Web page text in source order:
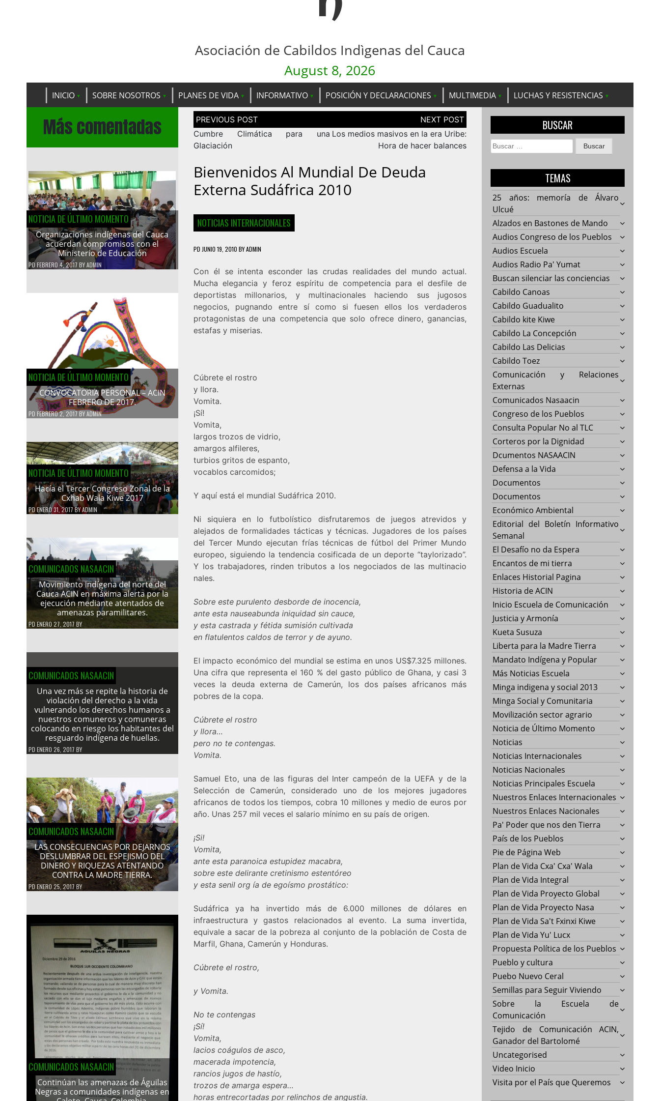
Asociación de Cabildos Indìgenas del Cauca
August 8, 2026
INICIO SOBRE NOSOTROS PLANES DE VIDA INFORMATIVO POSICIÓN Y DECLARACIONES MULTIMEDIA LUCHAS Y RESISTENCIAS
Más comentadas
NOTICIA DE ÚLTIMO MOMENTO
Organizaciones indígenas del Cauca
acuerdan compromisos con el
Ministerio de Educación
PD FEBRERO 4, 2017 BYADMIN
NOTICIA DE ÚLTIMO MOMENTO
CONVOCATORIA PERSONAL – ACIN
FEBRERO DE 2017.
PD FEBRERO 2, 2017BYADMIN
NOTICIA DE ÚLTIMO MOMENTO
Hacía el Tercer Congreso Zonal de la
Cxhab Wala Kiwe 2017
PDENERO 31, 2017BYADMIN
COMUNICADOS NASAACIN
Movimiento indígena del norte del
Cauca ACIN en máxima alerta por la
ejecución mediante atentados de
amenazas paramilitares.
PD ENERO 27, 2017 BY
COMUNICADOS NASAACIN
Una vez más se repite la historia de
violación del derecho a la vida
vulnerando los derechos humanos a
nuestros comuneros y comuneras
colocando en riesgo los habitantes del
resguardo indígena de huellas.
PD ENERO 26, 2017 BY
COMUNICADOS NASAACIN
LAS CONSECUENCIAS POR DEJARNOS
DESLUMBRAR DEL ESPEJISMO DEL
DINERO Y RIQUEZAS ATENTANDO
CONTRA LA MADRE TIERRA.
PDENERO 25, 2017 BY
COMUNICADOS NASAACIN
Continúan las amenazas de Águilas
Negras a comunidades indígenas en
Navegación
de
entradas
Cumbre Climática para una
Glaciación
Los medios masivos en la era Uribe:
Hora de hacer balances
Bienvenidos Al Mundial De Deuda
Externa Sudáfrica 2010
NOTICIAS INTERNACIONALES
PD JUNIO 19, 2010 BYADMIN
Con él se intenta esconder las crudas realidades del mundo actual.
Mucha elegancia y feroz espíritu de competencia para el desfile de
deportistas millonarios, y multinacionales haciendo sus jugosos
negocios, pugnando entre sí como si fuesen ellos los verdaderos
protagonistas de una competencia que solo ofrece dinero, ganancias,
estafas y miserias.
Cúbrete el rostro
y llora.
Vomita.
¡Sí!
Vomita,
largos trozos de vidrio,
amargos alfileres,
turbios gritos de espanto,
vocablos carcomidos;
Y aquí está el mundial Sudáfrica 2010.
Ni siquiera en lo futbolístico disfrutaremos de juegos atrevidos y
alejados de formalidades tácticas y técnicas. Jugadores de los países
del Tercer Mundo ejecutan frías técnicas de fútbol del Primer Mundo
europeo, siguiendo la tendencia cosificada de un deporte “taylorizado”.
Y los trabajadores, rinden tributos a los negociados de las multinacio
nales.
Sobre este purulento desborde de inocencia,
ante esta nauseabunda iniquidad sin cauce,
y esta castrada y fétida sumisión cultivada
en flatulentos caldos de terror y de ayuno.
El impacto económico del mundial se estima en unos US$7.325 millones.
Una cifra que representa el 160 % del gasto público de Ghana, y casi 3
veces la deuda externa de Camerún, los dos países africanos más
pobres de la copa.
Cúbrete el rostro
y llora…
pero no te contengas.
Vomita.
Samuel Eto, una de las figuras del Inter campeón de la UEFA y de la
Selección de Camerún, considerado uno de los mejores jugadores
africanos de todos los tiempos, cobra 10 millones y medio de euros por
año. Unas 257 mil veces el salario mínimo en su país de origen.
¡Si!
Vomita,
ante esta paranoica estupidez macabra,
sobre este delirante cretinismo estentóreo
y esta senil org ía de egoísmo prostático:
Sudáfrica ya ha invertido más de 6.000 millones de dólares en
infraestructura y gastos relacionados al evento. La suma invertida,
equivale a sacar de la pobreza al conjunto de la población de Costa de
Marfil, Ghana, Camerún y Honduras.
Cúbrete el rostro,
y Vomita.
No te contengas
¡Sí!
Vomita,
lacios coágulos de asco,
macerada impotencia,
rancios jugos de hastío,
trozos de amarga espera…
horas entrecortadas por relinchos de angustia.
BUSCAR
Buscar:
TEMAS
25 años: memoría de Álvaro
Ulcué
Alzados en Bastones de Mando
Audios Congreso de los Pueblos
Audios Escuela
Audios Radio Pa' Yumat
Buscan silenciar las conciencias
Cabildo Canoas
Cabildo Guadualito
Cabildo kite Kiwe
Cabildo La Concepción
Cabildo Las Delicias
Cabildo Toez
Comunicación y Relaciones
Externas
Comunicados Nasaacin
Congreso de los Pueblos
Consulta Popular No al TLC
Corteros por la Dignidad
Dcumentos NASAACIN
Defensa a la Vida
Documentos
Documentos
Económico Ambiental
Editorial del Boletín Informativo
Semanal
El Desafío no da Espera
Encantos de mi tierra
Enlaces Historial Pagina
Historia de ACIN
Inicio Escuela de Comunicación
Justicia y Armonía
Kueta Susuza
Liberta para la Madre Tierra
Mandato Indígena y Popular
Más Noticias Escuela
Minga indigena y social 2013
Minga Social y Comunitaria
Movilización sector agrario
Noticia de Último Momento
Noticias
Noticias Internacionales
Noticias Nacionales
Noticias Principales Escuela
Nuestros Enlaces Internacionales
Nuestros Enlaces Nacionales
Pa' Poder que nos den Tierra
País de los Pueblos
Pie de Página Web
Plan de Vida Cxa' Cxa' Wala
Plan de Vida Integral
Plan de Vida Proyecto Global
Plan de Vida Proyecto Nasa
Plan de Vida Sa't Fxinxi Kiwe
Plan de Vida Yu' Lucx
Propuesta Política de los Pueblos
Pueblo y cultura
Puebo Nuevo Ceral
Semillas para Seguir Viviendo
Sobre la Escuela de
Comunicación
Tejido de Comunicación ACIN,
Ganador del Bartolomé
Uncategorised
Video Inicio
Visita por el País que Queremos